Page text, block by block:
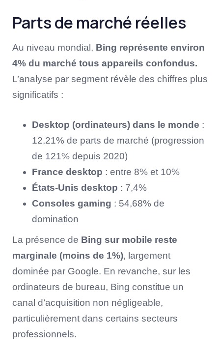
Parts de marché réelles
Au niveau mondial, Bing représente environ
4% du marché tous appareils confondus.
L’analyse par segment révèle des chiffres plus
significatifs :
Desktop (ordinateurs) dans le monde :
12,21% de parts de marché (progression
de 121% depuis 2020)
France desktop : entre 8% et 10%
États-Unis desktop : 7,4%
Consoles gaming : 54,68% de
domination
La présence de Bing sur mobile reste
marginale (moins de 1%), largement
dominée par Google. En revanche, sur les
ordinateurs de bureau, Bing constitue un
canal d’acquisition non négligeable,
particulièrement dans certains secteurs
professionnels.